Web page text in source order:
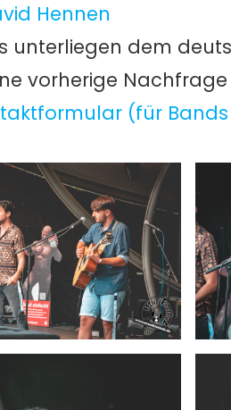
Hennen
unterliegen dem
vorherige
(für